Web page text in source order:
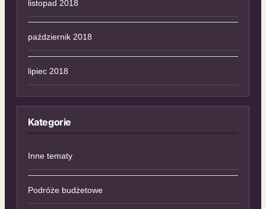
listopad 2018
październik 2018
lipiec 2018
Kategorie
Inne tematy
Podróże budżetowe